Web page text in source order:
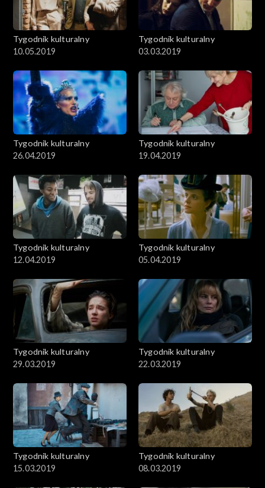
Tygodnik kulturalny
10.05.2019
Tygodnik kulturalny
03.03.2019
Tygodnik kulturalny
26.04.2019
Tygodnik kulturalny
19.04.2019
Tygodnik kulturalny
12.04.2019
Tygodnik kulturalny
05.04.2019
Tygodnik kulturalny
29.03.2019
Tygodnik kulturalny
22.03.2019
Tygodnik kulturalny
15.03.2019
Tygodnik kulturalny
08.03.2019